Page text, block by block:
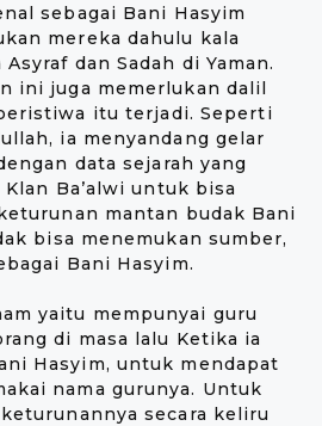
sebagai Bani Hasyim
mereka dahulu kala
dan Sadah di Yaman.
ini juga memerlukan dalil
itu terjadi. Seperti
ia menyandang gelar
data sejarah yang
Ba’alwi untuk bisa
mantan budak Bani
bisa menemukan sumber,
Bani Hasyim.
yaitu mempunyai guru
di masa lalu Ketika ia
Hasyim, untuk mendapat
nama gurunya. Untuk
secara keliru